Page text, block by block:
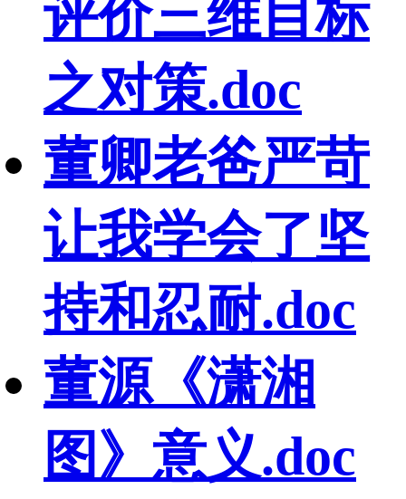
评价三维目标
之对策.doc
董卿老爸严苛
让我学会了坚
持和忍耐.doc
董源《潇湘
图》意义.doc